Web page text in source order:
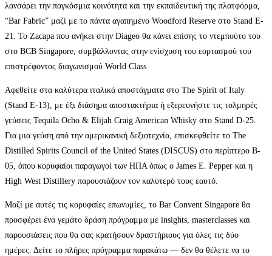
λανσάρει την παγκόσμια κοινότητα και την εκπαιδευτική της πλατφόρμα,
“Bar Fabric” μαζί με το πάντα αγαπημένο Woodford Reserve στο Stand E-
21. Το Zacapa που ανήκει στην Diageo θα κάνει επίσης το ντεμπούτο του
στο BCB Singapore, συμβάλλοντας στην ενίσχυση του εορτασμού του
επιστρέφοντος διαγωνισμού World Class
Αφεθείτε στα καλύτερα ιταλικά αποστάγματα στο The Spirit of Italy
(Stand E-13), με έξι διάσημα αποστακτήρια ή εξερευνήστε τις τολμηρές
γεύσεις Tequila Ocho & Elijah Craig American Whisky στο Stand D-25.
Για μια γεύση από την αμερικανική δεξιοτεχνία, επισκεφθείτε το The
Distilled Spirits Council of the United States (DISCUS) στο περίπτερο B-
05, όπου κορυφαίοι παραγωγοί των ΗΠΑ όπως ο James E. Pepper και η
High West Distillery παρουσιάζουν τον καλύτερό τους εαυτό.
Μαζί με αυτές τις κορυφαίες επωνυμίες, το Bar Convent Singapore θα
προσφέρει ένα γεμάτο δράση πρόγραμμα με insights, masterclasses και
παρουσιάσεις που θα σας κρατήσουν δραστήριους για όλες τις δύο
ημέρες. Δείτε το πλήρες πρόγραμμα παρακάτω — δεν θα θέλετε να το